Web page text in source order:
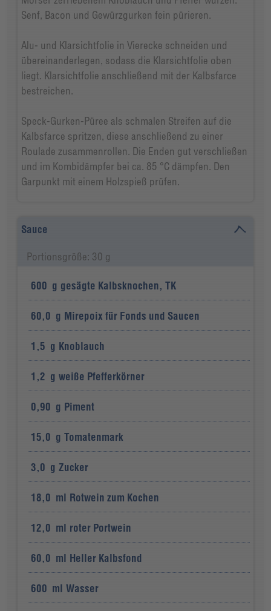
Senf, Bacon und Gewürzgurken fein pürieren.
Alu- und Klarsichtfolie in Vierecke schneiden und
übereinanderlegen, sodass die Klarsichtfolie oben
liegt. Klarsichtfolie anschließend mit der Kalbsfarce
bestreichen.
Speck-Gurken-Püree als schmalen Streifen auf die
Kalbsfarce spritzen, diese anschließend zu einer
Roulade zusammenrollen. Die Enden gut verschließen
und im Kombidämpfer bei ca. 85 °C dämpfen. Den
Garpunkt mit einem Holzspieß prüfen.
Sauce
Portionsgröße: 30 g
600 g gesägte Kalbsknochen, TK
60,0 g Mirepoix für Fonds und Saucen
1,5 g Knoblauch
1,2 g weiße Pfefferkörner
0,90 g Piment
15,0 g Tomatenmark
3,0 g Zucker
18,0 ml Rotwein zum Kochen
12,0 ml roter Portwein
60,0 ml Heller Kalbsfond
600 ml Wasser